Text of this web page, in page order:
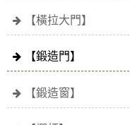
【橫拉大門】
【鍛造門】
【鍛造窗】